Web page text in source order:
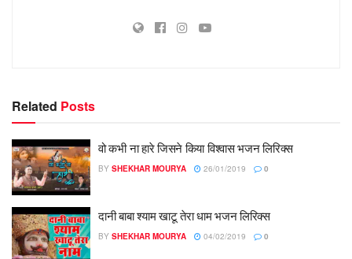
Related Posts
वो कभी ना हारे जिसने किया विश्वास भजन लिरिक्स
BY SHEKHAR MOURYA 26/01/2019 0
दानी बाबा श्याम खाटू तेरा धाम भजन लिरिक्स
BY SHEKHAR MOURYA 04/02/2019 0